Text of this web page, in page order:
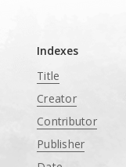
Indexes
Title
Creator
Contributor
Publisher